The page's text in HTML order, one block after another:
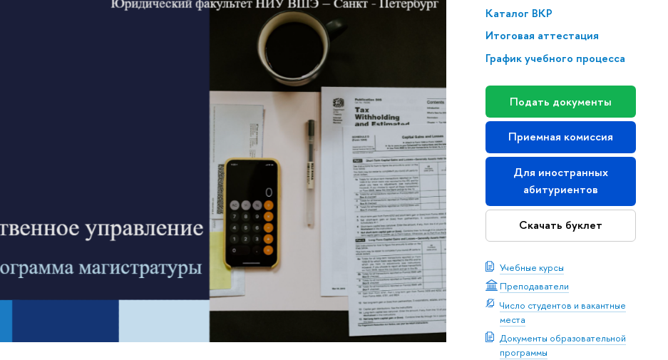
Каталог ВКР
Итоговая аттестация
График учебного процесса
Подать документы
Приемная комиссия
Для иностранных
абитуриентов
Скачать буклет
Учебные курсы
Преподаватели
Число студентов и вакантные
места
Документы образовательной
программы